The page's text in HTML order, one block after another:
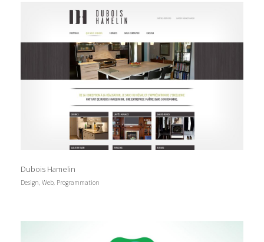
Dubois Hamelin
Design, Web, Programmation